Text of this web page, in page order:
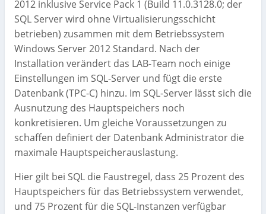
2012 inklusive Service Pack 1 (Build 11.0.3128.0; der
SQL Server wird ohne Virtualisierungsschicht
betrieben) zusammen mit dem Betriebssystem
Windows Server 2012 Standard. Nach der
Installation verändert das LAB-Team noch einige
Einstellungen im SQL-Server und fügt die erste
Datenbank (TPC-C) hinzu. Im SQL-Server lässt sich die
Ausnutzung des Hauptspeichers noch
konkretisieren. Um gleiche Voraussetzungen zu
schaffen definiert der Datenbank Administrator die
maximale Hauptspeicherauslastung.
Hier gilt bei SQL die Faustregel, dass 25 Prozent des
Hauptspeichers für das Betriebssystem verwendet,
und 75 Prozent für die SQL-Instanzen verfügbar